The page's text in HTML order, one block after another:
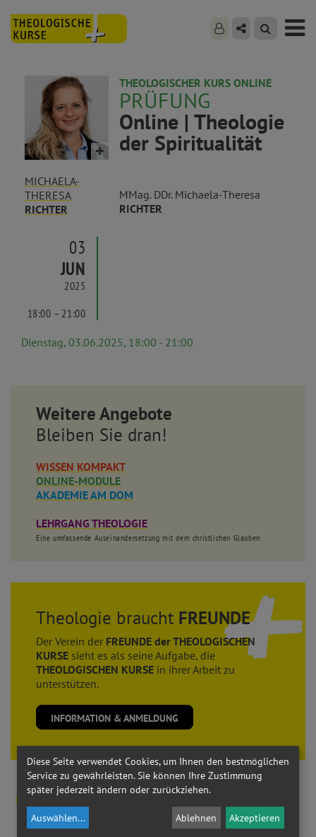
MICHAELA-
THERESA
RICHTER
THEOLOGISCHER KURS ONLINE
PRÜFUNG
Online | Theologie
der Spiritualität
MMag. DDr. Michaela-Theresa
RICHTER
03
JUN
2025
18:00 – 21:00
Dienstag, 03.06.2025, 18:00 - 21:00
Weitere Angebote
Bleiben Sie dran!
WISSEN KOMPAKT
ONLINE-MODULE
AKADEMIE AM DOM
LEHRGANG THEOLOGIE
Eine umfassende Auseinandersetzung mit dem christlichen Glauben.
Theologie braucht FREUNDE
Der Verein der FREUNDE der THEOLOGISCHEN
KURSE sieht es als seine Aufgabe, die
THEOLOGISCHEN KURSE in ihrer Arbeit zu
unterstützen.
INFORMATION & ANMELDUNG
NEWSLETTER
Diese Seite verwendet Cookies, um Ihnen den bestmöglichen
Service zu gewährleisten. Sie können Ihre Zustimmung
später jederzeit ändern oder zurückziehen.
Auswählen... Ablehnen Akzeptieren